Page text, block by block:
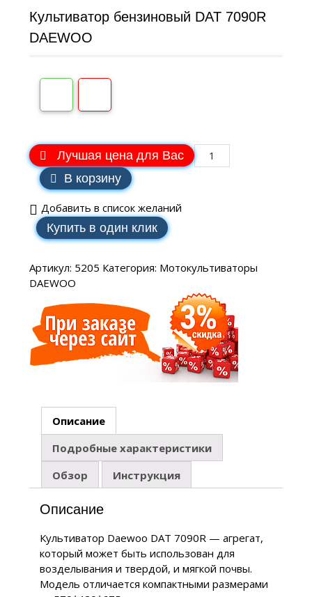
Культиватор бензиновый DAT 7090R
DAEWOO
Лучшая цена для Вас
В корзину
Добавить в список желаний
Купить в один клик
Артикул: 5205 Категория: Мотокультиваторы
DAEWOO
Описание
Подробные характеристики
Обзор
Инструкция
Описание
Культиватор Daewoo DAT 7090R — агрегат,
который может быть использован для
возделывания и твердой, и мягкой почвы.
Модель отличается компактными размерами